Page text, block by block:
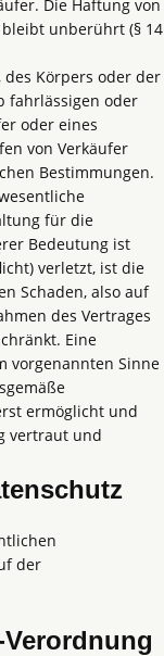
Die Haftung von
unberührt (§ 14
des Körpers oder der
fahrlässigen oder
oder eines
von Verkäufer
Bestimmungen.
für die
Bedeutung ist
verletzt, ist die
Schaden, also auf
des Vertrages
Eine
vorgenannten Sinne
ermöglicht und
vertraut und
der